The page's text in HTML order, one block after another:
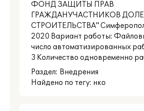
ФОНД ЗАЩИТЫ ПРАВ
ГРАЖДАНУЧАСТНИКОВ
СТРОИТЕЛЬСТВА"
2020 Вариант работы:
число автоматизированных
3 Количество одновременно
Раздел: Внедрения
Найдено по тегу: нко